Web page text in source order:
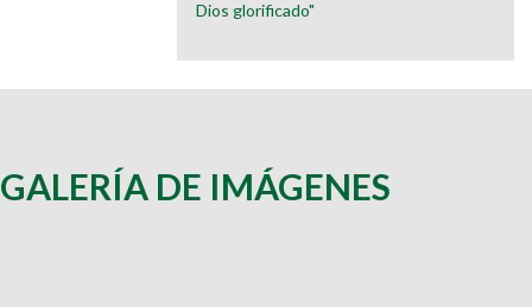
Dios glorificado"
GALERÍA DE IMÁGENES